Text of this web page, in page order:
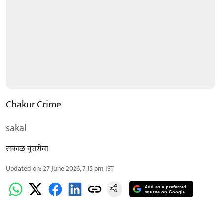
Chakur Crime
sakal
सकाळ वृत्तसेवा
Updated on:27 June 2026, 7:15 pm IST
Add as a preferred
source on Google